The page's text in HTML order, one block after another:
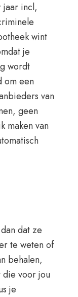
jaar incl,
wint
je
wordt
om een
van
geen
maken van
dat ze
te weten of
behalen,
die voor jou
je